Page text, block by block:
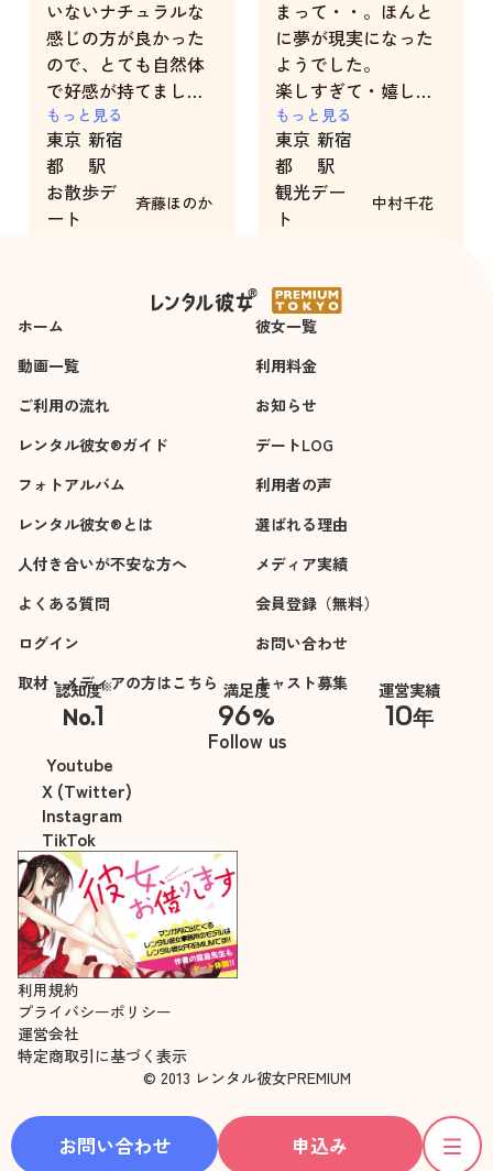
お問い合わせ 申込み
いないナチュラルな
感じの方が良かった
ので、とても自然体
で好感が持てまし
た。
お互いに緊張しすぎ
てしまって、リアル
な初デート感を楽し
めました！
もっと見る
東京
都
新宿
駅
お散歩デ
ート
斉藤ほのか
まって・・。ほんと
に夢が現実になった
ようでした。
楽しすぎて・嬉しす
ぎて・感謝＆感激！
でした。
すんなりと自然体で
話せる＆すごしてい
る自分がそこにいま
にお願いしたいで
す。ぜひとも！。
もっと見る
東京
都
新宿
駅
観光デー
ト
中村千花
ホーム
彼女一覧
動画一覧
利用料金
ご利用の流れ
お知らせ
レンタル彼女®ガイド
デートLOG
フォトアルバム
利用者の声
レンタル彼女®とは
選ばれる理由
人付き合いが不安な方へ
メディア実績
よくある質問
会員登録（無料）
ログイン
お問い合わせ
取材・メディアの方はこちら
キャスト募集
認知度※
No.1
※自社調べ
満足度
96%
運営実績
10年
Follow us
Youtube
X (Twitter)
Instagram
TikTok
利用規約
プライバシーポリシー
運営会社
特定商取引に基づく表示
© 2013 レンタル彼女PREMIUM